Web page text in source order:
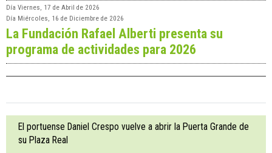
Día Viernes, 17 de Abril de 2026
Día Miércoles, 16 de Diciembre de 2026
La Fundación Rafael Alberti presenta su
programa de actividades para 2026
El portuense Daniel Crespo vuelve a abrir la Puerta Grande de
su Plaza Real